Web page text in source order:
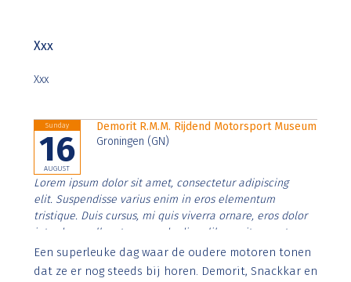
Xxx
Xxx
Sunday
16
AUGUST
Demorit R.M.M. Rijdend Motorsport Museum
Groningen (GN)
Lorem ipsum dolor sit amet, consectetur adipiscing
elit. Suspendisse varius enim in eros elementum
tristique. Duis cursus, mi quis viverra ornare, eros dolor
interdum nulla, ut commodo diam libero vitae erat.
Aenean faucibus nibh et justo cursus id rutrum lorem
imperdiet. Nunc ut sem vitae risus tristique posuere.
Een superleuke dag waar de oudere motoren tonen
dat ze er nog steeds bij horen. Demorit, Snackkar en